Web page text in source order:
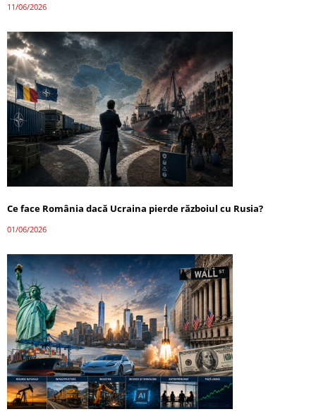
11/06/2026
Ce face România dacă Ucraina pierde războiul cu Rusia?
01/06/2026